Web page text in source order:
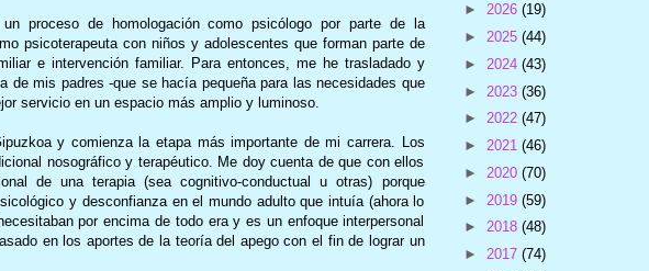
proceso de homologación como psicólogo por parte de la
psicoterapeuta con niños y adolescentes que forman parte de
e intervención familiar. Para entonces, me he trasladado y
de mis padres -que se hacía pequeña para las necesidades que
servicio en un espacio más amplio y luminoso.
y comienza la etapa más importante de mi carrera. Los
nosográfico y terapéutico. Me doy cuenta de que con ellos
de una terapia (sea cognitivo-conductual u otras) porque
y desconfianza en el mundo adulto que intuía (ahora lo
por encima de todo era y es un enfoque interpersonal
en los aportes de la teoría del apego con el fin de lograr un
► 2026 (19)
► 2025 (44)
► 2024 (43)
► 2023 (36)
► 2022 (47)
► 2021 (46)
► 2020 (70)
► 2019 (59)
► 2018 (48)
► 2017 (74)